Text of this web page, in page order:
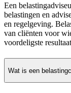
Een
belastingen en
en regelgeving.
van cliënten voor
voordeligste
Wat is een